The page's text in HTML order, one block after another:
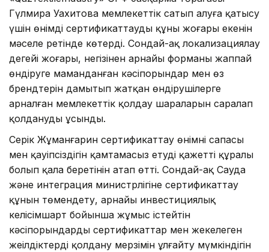
Гүлмира Уахитова мемлекеттік сатып алуға қатысу
үшін өнімді сертификаттаудың құны жоғары екенін
мәселе ретінде көтерді. Сондай-ақ локализациялау
деңгейі жоғары, негізінен арнайы форманы жаппай
өндіруге маманданған кәсіпорындар мен өз
брендтерін дамытып жатқан өндірушілерге
арналған мемлекеттік қолдау шараларын саралап
қолдануды ұсынды.
Серік Жұманғарин сертификаттау өнімнің сапасы
мен қауіпсіздігін қамтамасыз етудің қажетті құралы
болып қала беретінін атап өтті. Сондай-ақ Сауда
және интеграция министрлігіне сертификаттау
құнын төмендету, арнайы инвестициялық
келісімшарт бойынша жұмыс істейтін
кәсіпорындардың сертификаттар мен жекелеген
жеңілдіктерді қолдану мерзімін ұлғайту мүмкіндігін